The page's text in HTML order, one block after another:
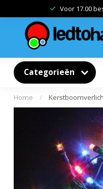
Voor 17.00
Categorieën
Home /